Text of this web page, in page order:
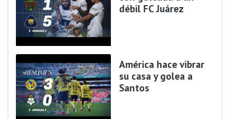
débil FC Juárez
América hace vibrar
su casa y golea a
Santos